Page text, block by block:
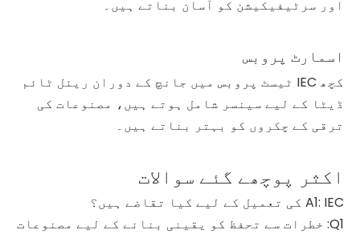
اور سرٹیفیکیشن کو آسان بناتے ہیں۔
اسمارٹ پروبس
کچھ IEC ٹیسٹ پروبس میں جانچ کے دوران ریئل ٹائم
ڈیٹا کے لیے سینسر شامل ہوتے ہیں، مصنوعات کی
ترقی کے چکروں کو بہتر بناتے ہیں۔
اکثر پوچھے گئے سوالات
A1: IEC کی تعمیل کے لیے کیا تقاضے ہیں؟
Q1: خطرات سے تحفظ کو یقینی بنانے کے لیے مصنوعات